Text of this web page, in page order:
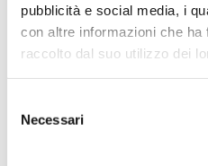
pubblicità e social media, i
con altre informazioni che ha
raccolto dal suo utilizzo dei
delNecessari